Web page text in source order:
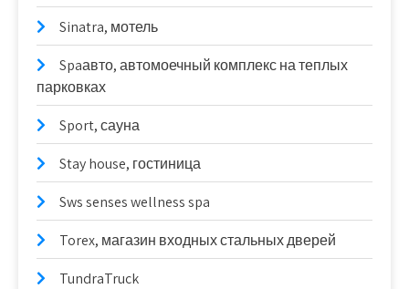
Sinatra, мотель
Spaавто, автомоечный комплекс на теплых
парковках
Sport, сауна
Stay house, гостиница
Sws senses wellness spa
Torex, магазин входных стальных дверей
TundraTruck